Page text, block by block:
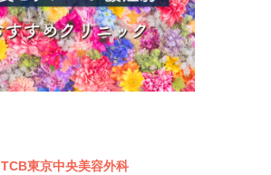
TCB東京中央美容外科